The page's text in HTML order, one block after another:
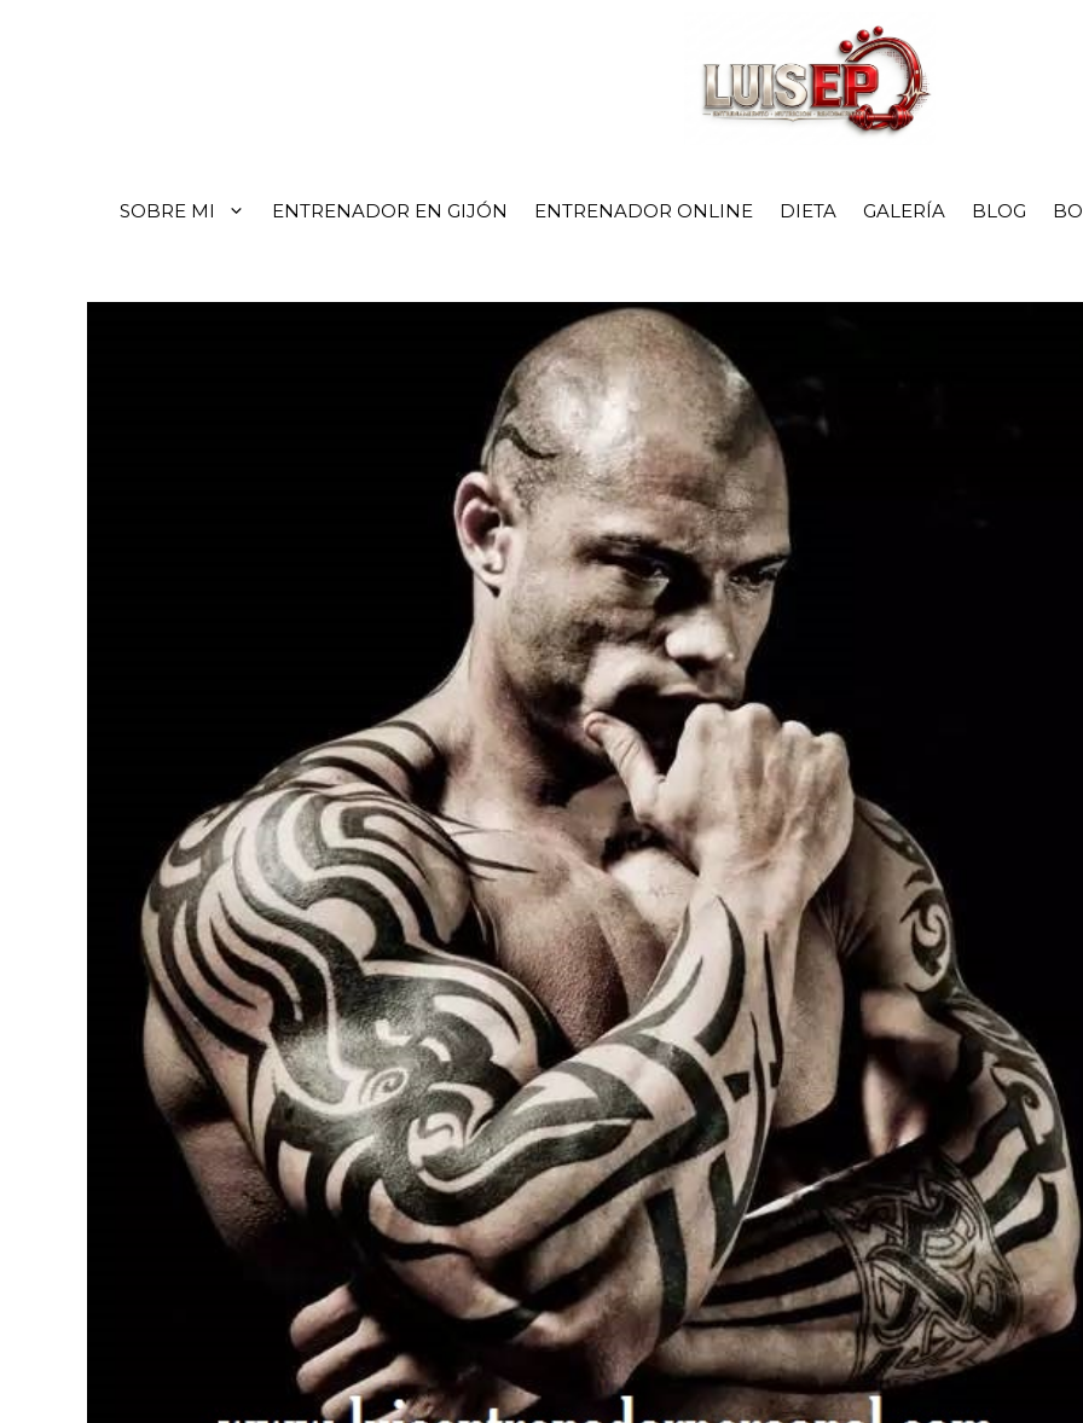
SOBRE MI ENTRENADOR EN GIJÓN ENTRENADOR ONLINE DIETA GALERÍA BLOG